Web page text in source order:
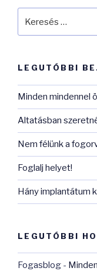
LEGUTÓBBI
Minden mindennel
Altatásban
Nem félünk a
Foglalj helyet!
Hány implantátum
LEGUTÓBBI
Fogasblog -